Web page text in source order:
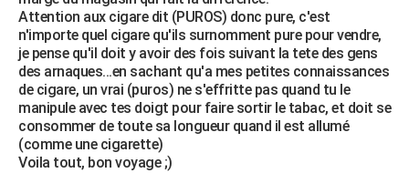
Attention aux cigare dit (PUROS) donc pure, c'est
n'importe quel cigare qu'ils surnomment pure pour vendre,
je pense qu'il doit y avoir des fois suivant la tete des gens
des arnaques...en sachant qu'a mes petites connaissances
de cigare, un vrai (puros) ne s'effritte pas quand tu le
manipule avec tes doigt pour faire sortir le tabac, et doit se
consommer de toute sa longueur quand il est allumé
(comme une cigarette)
Voila tout, bon voyage ;)